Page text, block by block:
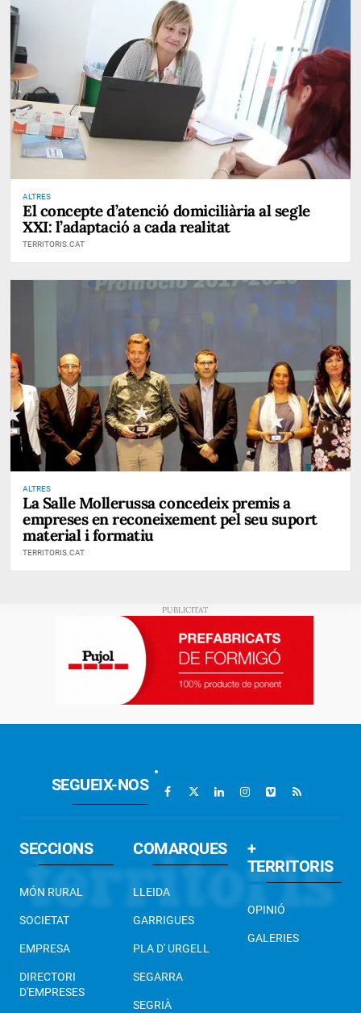
ALTRES
El concepte d’atenció domiciliària al segle
XXI: l’adaptació a cada realitat
TERRITORIS.CAT
ALTRES
La Salle Mollerussa concedeix premis a
empreses en reconeixement pel seu suport
material i formatiu
TERRITORIS.CAT
SEGUEIX-NOS
SECCIONS
MÓN RURAL
SOCIETAT
EMPRESA
DIRECTORI
D'EMPRESES
COMARQUES
LLEIDA
GARRIGUES
PLA D' URGELL
SEGARRA
SEGRIÀ
+
TERRITORIS
OPINIÓ
GALERIES